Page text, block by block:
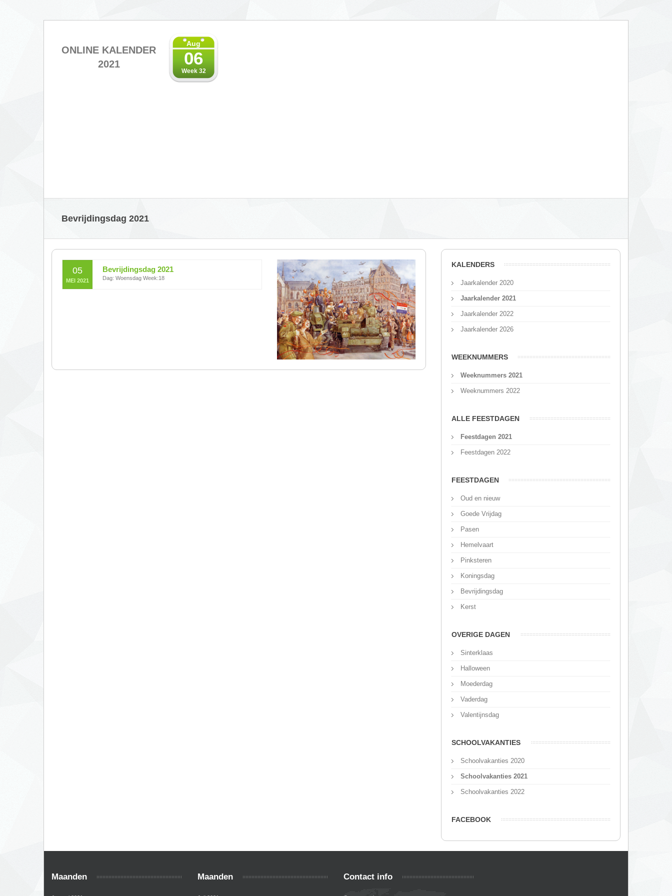
ONLINE KALENDER
2021
Aug
06
Week 32
Bevrijdingsdag 2021
05
MEI 2021
Bevrijdingsdag 2021
Dag: Woensdag Week:18
KALENDERS
Jaarkalender 2020
Jaarkalender 2021
Jaarkalender 2022
Jaarkalender 2026
WEEKNUMMERS
Weeknummers 2021
Weeknummers 2022
ALLE FEESTDAGEN
Feestdagen 2021
Feestdagen 2022
FEESTDAGEN
Oud en nieuw
Goede Vrijdag
Pasen
Hemelvaart
Pinksteren
Koningsdag
Bevrijdingsdag
Kerst
OVERIGE DAGEN
Sinterklaas
Halloween
Moederdag
Vaderdag
Valentijnsdag
SCHOOLVAKANTIES
Schoolvakanties 2020
Schoolvakanties 2021
Schoolvakanties 2022
FACEBOOK
Maanden Maanden Contact info